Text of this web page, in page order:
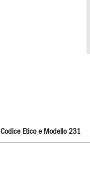
Codice Etico e Modello 231